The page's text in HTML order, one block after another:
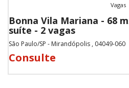
Vagas
Bonna Vila Mariana - 68
suíte - 2 vagas
São Paulo/SP - Mirandópolis , 04049-060
Consulte